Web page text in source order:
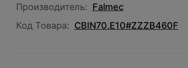
Производитель: Falmec
Код Товара: CBIN70.E10#ZZZB460F